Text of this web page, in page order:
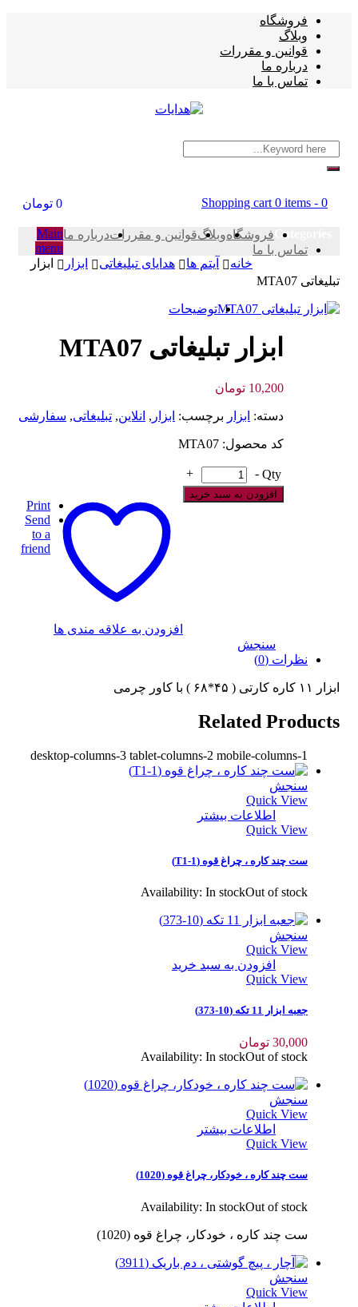
فروشگاه
وبلاگ
قوانین و مقررات
درباره ما
تماس با ما
Shopping cart 0 items تومان
فروشگاهوبلاگقوانین و مقررات درباره ما
تماس با ما
Main
menu
خانه
آیتم ها هدایای تبلیغاتی ابزار
ابزار
تبلیغاتی MTA07
ابزار تبلیغاتی MTA07
10,200 تومان
دسته:ابزار برچسب:ابزار, انلاین,تبلیغاتی,سفارشی
کد محصول: MTA07
Qty
-
افزودن به سبد خرید
افزودن به علاقه مندی ها
سنجش
Print
Send
to a
friend
توضیحات
نظرات (0)
ابزار ۱۱ کاره کارتی ( ۴۵*۶۸ ) با کاور چرمی
Related Products
desktop-columns-3 tablet-columns-2 mobile-columns-1
سنجش
Quick View
اطلاعات بیشتر
Quick View
ست چند کاره ، چراغ قوه (T1-1)
Availability:In stockOut of stock
سنجش
Quick View
افزودن به سبد خرید
Quick View
جعبه ابزار 11 تکه (10-373)
30,000 تومان
Availability:In stockOut of stock
سنجش
Quick View
اطلاعات بیشتر
Quick View
ست چند کاره ، خودکار، چراغ قوه (1020)
Availability:In stockOut of stock
ست چند کاره ، خودکار، چراغ قوه (1020)
سنجش
Quick View